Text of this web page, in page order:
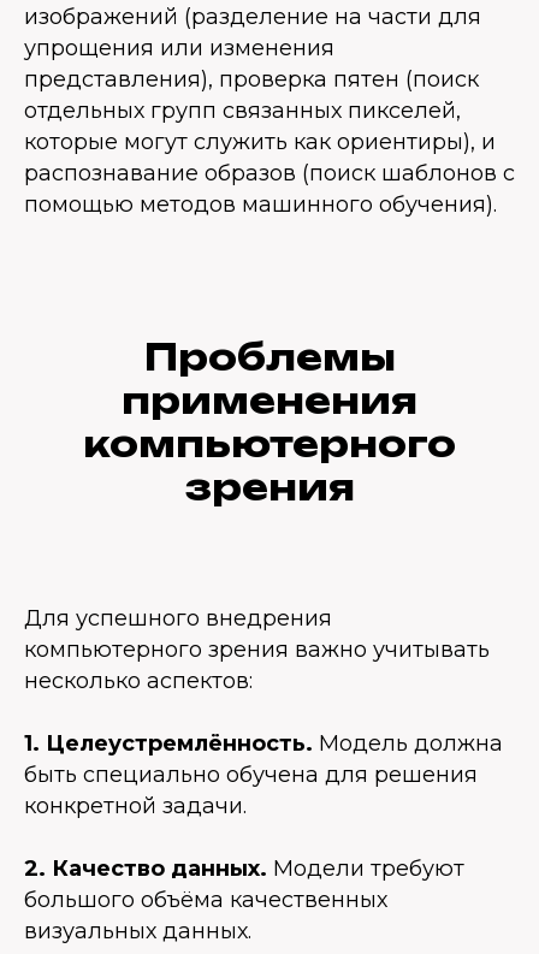
изображений (разделение на части для
упрощения или изменения
представления), проверка пятен (поиск
отдельных групп связанных пикселей,
которые могут служить как ориентиры), и
распознавание образов (поиск шаблонов с
помощью методов машинного обучения).
Проблемы
применения
компьютерного
зрения
Для успешного внедрения
компьютерного зрения важно учитывать
несколько аспектов:
1. Целеустремлённость. Модель должна
быть специально обучена для решения
конкретной задачи.
2. Качество данных. Модели требуют
большого объёма качественных
визуальных данных.